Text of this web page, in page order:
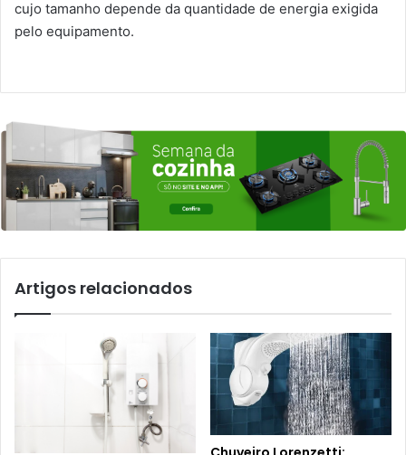
cujo tamanho depende da quantidade de energia exigida
pelo equipamento.
Artigos relacionados